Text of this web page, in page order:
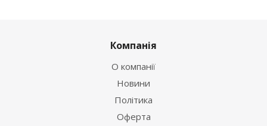
Компанія
О компанії
Новини
Політика
Оферта